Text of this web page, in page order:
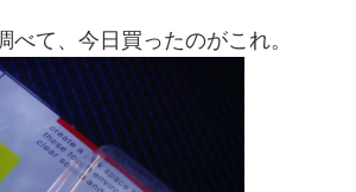
べて、今日買ったのがこれ。